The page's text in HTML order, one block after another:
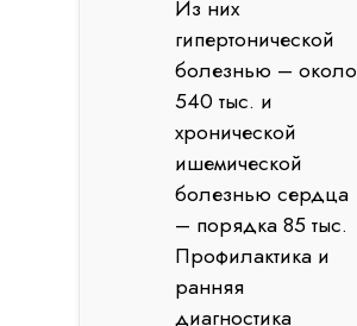
Из них
гипертонической
болезнью – около
540 тыс. и
хронической
ишемической
болезнью сердца
– порядка 85 тыс.
Профилактика и
ранняя
диагностика